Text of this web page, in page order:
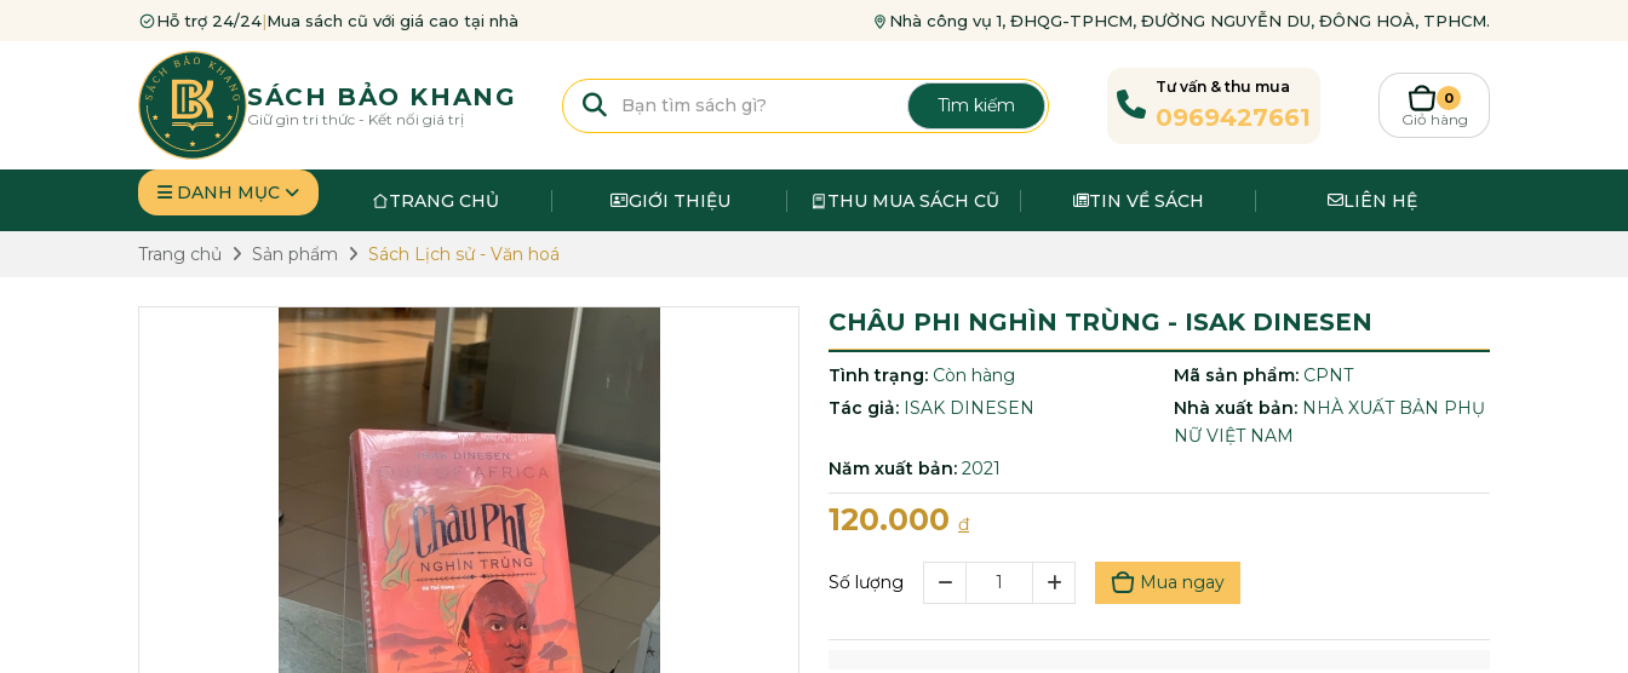
Hỗ trợ 24/24|Mua sách cũ với giá cao tại nhà Nhà công vụ 1, ĐHQG-TPHCM, ĐƯỜNG NGUYỄN DU, ĐÔNG HOÀ, TPHCM.
SÁCH BẢO KHANG
Giữ gìn tri thức - Kết nối giá trị
Tìm kiếm
Tư vấn & thu mua
0969427661
0
Giỏ hàng
DANH MỤC TRANG CHỦ GIỚI THIỆU THU MUA SÁCH CŨ TIN VỀ SÁCH LIÊN HỆ
Trang chủ Sản phẩm Sách Lịch sử - Văn hoá
CHÂU PHI NGHÌN TRÙNG - ISAK DINESEN
Tình trạng: Còn hàng Mã sản phẩm: CPNT
Tác giả: ISAK DINESEN Nhà xuất bản: NHÀ XUẤT BẢN PHỤ
NỮ VIỆT NAM
Năm xuất bản: 2021
120.000 đ
Số lượng Mua ngay